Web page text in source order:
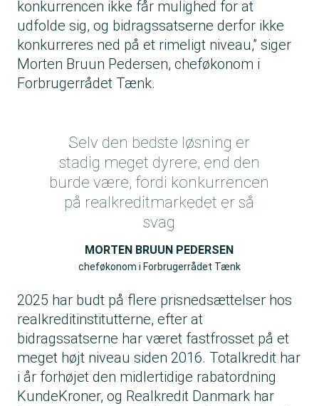
konkurrencen ikke får mulighed for at
udfolde sig, og bidragssatserne derfor ikke
konkurreres ned på et rimeligt niveau,” siger
Morten Bruun Pedersen, cheføkonom i
Forbrugerrådet Tænk.
Selv den bedste løsning er
stadig meget dyrere, end den
burde være, fordi konkurrencen
på realkreditmarkedet er så
svag
MORTEN BRUUN PEDERSEN
cheføkonom i Forbrugerrådet Tænk
2025 har budt på flere prisnedsættelser hos
realkreditinstitutterne, efter at
bidragssatserne har været fastfrosset på et
meget højt niveau siden 2016. Totalkredit har
i år forhøjet den midlertidige rabatordning
KundeKroner, og Realkredit Danmark har